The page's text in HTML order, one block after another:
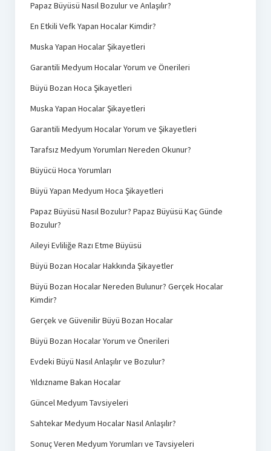
Papaz Büyüsü Nasıl Bozulur ve Anlaşılır?
En Etkili Vefk Yapan Hocalar Kimdir?
Muska Yapan Hocalar Şikayetleri
Garantili Medyum Hocalar Yorum ve Önerileri
Büyü Bozan Hoca Şikayetleri
Muska Yapan Hocalar Şikayetleri
Garantili Medyum Hocalar Yorum ve Şikayetleri
Tarafsız Medyum Yorumları Nereden Okunur?
Büyücü Hoca Yorumları
Büyü Yapan Medyum Hoca Şikayetleri
Papaz Büyüsü Nasıl Bozulur? Papaz Büyüsü Kaç Günde
Bozulur?
Aileyi Evliliğe Razı Etme Büyüsü
Büyü Bozan Hocalar Hakkında Şikayetler
Büyü Bozan Hocalar Nereden Bulunur? Gerçek Hocalar
Kimdir?
Gerçek ve Güvenilir Büyü Bozan Hocalar
Büyü Bozan Hocalar Yorum ve Önerileri
Evdeki Büyü Nasıl Anlaşılır ve Bozulur?
Yıldızname Bakan Hocalar
Güncel Medyum Tavsiyeleri
Sahtekar Medyum Hocalar Nasıl Anlaşılır?
Sonuç Veren Medyum Yorumları ve Tavsiyeleri